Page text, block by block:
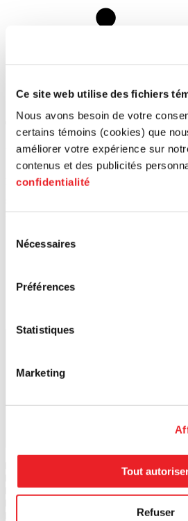
Ce site web utilise des fichiers
Nous avons besoin de votre
certains témoins (cookies) que
améliorer votre expérience sur
contenus et des publicités
confidentialité
Nécessaires
Préférences
Statistiques
Marketing
Tout
Refuser
Trouvez le bon territoire
accompagner
Afin de bénéficier de toute l’information
MTL, veuillez entrer le code postal de
Rechercher un code postal
PME MTL Ouest-de-l'Île
PME MTL Centre-Ouest
3 PME MTL Grand Sud-Ouest